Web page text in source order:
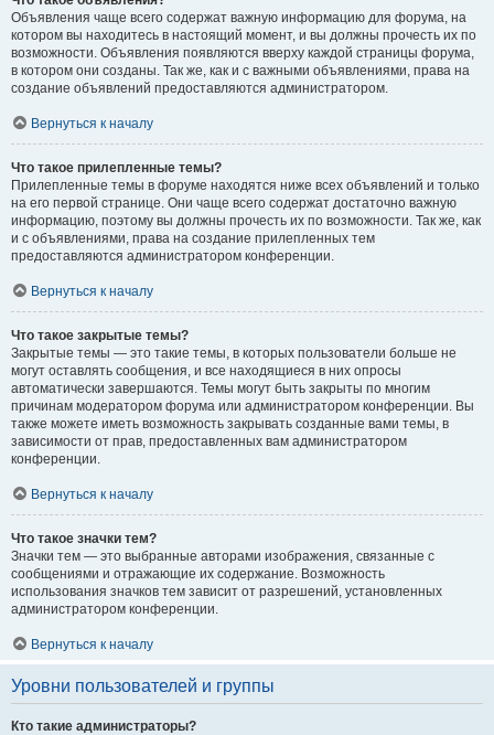
Объявления чаще всего содержат важную информацию для форума, на
котором вы находитесь в настоящий момент, и вы должны прочесть их по
возможности. Объявления появляются вверху каждой страницы форума,
в котором они созданы. Так же, как и с важными объявлениями, права на
создание объявлений предоставляются администратором.
Вернуться к началу
Что такое прилепленные темы?
Прилепленные темы в форуме находятся ниже всех объявлений и только
на его первой странице. Они чаще всего содержат достаточно важную
информацию, поэтому вы должны прочесть их по возможности. Так же, как
и с объявлениями, права на создание прилепленных тем
предоставляются администратором конференции.
Вернуться к началу
Что такое закрытые темы?
Закрытые темы — это такие темы, в которых пользователи больше не
могут оставлять сообщения, и все находящиеся в них опросы
автоматически завершаются. Темы могут быть закрыты по многим
причинам модератором форума или администратором конференции. Вы
также можете иметь возможность закрывать созданные вами темы, в
зависимости от прав, предоставленных вам администратором
конференции.
Вернуться к началу
Что такое значки тем?
Значки тем — это выбранные авторами изображения, связанные с
сообщениями и отражающие их содержание. Возможность
использования значков тем зависит от разрешений, установленных
администратором конференции.
Вернуться к началу
Уровни пользователей и группы
Кто такие администраторы?